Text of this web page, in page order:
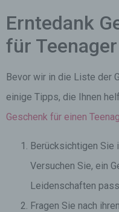
Erntedank
für Teenager
Bevor wir in die Liste der
einige Tipps, die Ihnen
Geschenk für einen
Berücksichtigen Sie
Versuchen Sie, ein
Leidenschaften
Fragen Sie nach